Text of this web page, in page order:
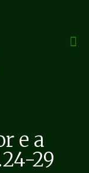
e a
29